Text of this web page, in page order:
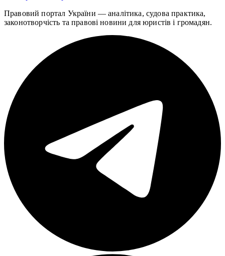
Правовий портал України — аналітика, судова практика,
законотворчість та правові новини для юристів і громадян.